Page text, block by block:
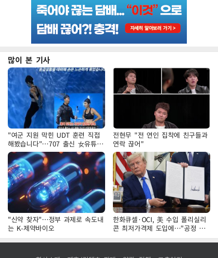
많이 본 기사
"여군 지원 막힌 UDT 훈련 직접
해봤습니다"…707 출신 女유튜버
'완벽 소화'
전현무 "전 연인 집착에 친구들과
연락 끊어"
"신약 찾자"…정부 과제로 속도내
는 K-제약바이오
한화큐셀·OCI, 美 수입 폴리실리
콘 최저가격제 도입에…"공정 경
쟁·수익성 개선 환영"